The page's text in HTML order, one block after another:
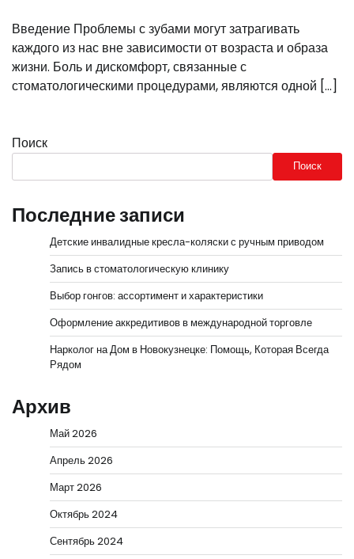
Введение Проблемы с зубами могут затрагивать
каждого из нас вне зависимости от возраста и образа
жизни. Боль и дискомфорт, связанные с
стоматологическими процедурами, являются одной […]
Поиск
Поиск
Последние записи
Детские инвалидные кресла-коляски с ручным приводом
Запись в стоматологическую клинику
Выбор гонгов: ассортимент и характеристики
Оформление аккредитивов в международной торговле
Нарколог на Дом в Новокузнецке: Помощь, Которая Всегда
Рядом
Архив
Май 2026
Апрель 2026
Март 2026
Октябрь 2024
Сентябрь 2024